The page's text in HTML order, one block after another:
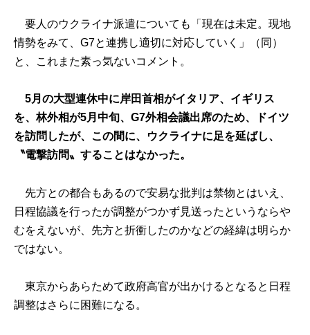
要人のウクライナ派遣についても「現在は未定。現地
情勢をみて、G7と連携し適切に対応していく」（同）
と、これまた素っ気ないコメント。
5月の大型連休中に岸田首相がイタリア、イギリス
を、林外相が5月中旬、G7外相会議出席のため、ドイツ
を訪問したが、この間に、ウクライナに足を延ばし、
〝電撃訪問〟することはなかった。
先方との都合もあるので安易な批判は禁物とはいえ、
日程協議を行ったが調整がつかず見送ったというならや
むをえないが、先方と折衝したのかなどの経緯は明らか
ではない。
東京からあらためて政府高官が出かけるとなると日程
調整はさらに困難になる。